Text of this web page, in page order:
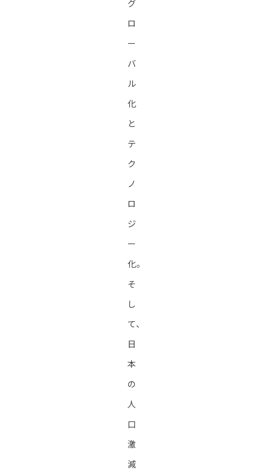
グ
ロ
ー
バ
ル
化
と
テ
ク
ノ
ロ
ジ
ー
化。
そ
し
て、
日
本
の
人
口
激
減